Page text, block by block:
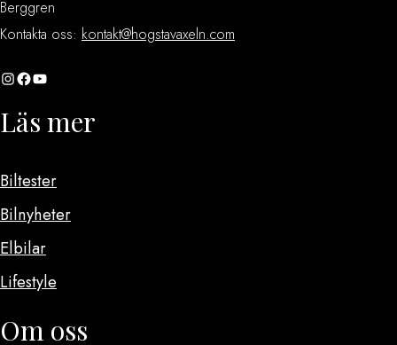
Berggren
Kontakta oss: kontakt@hogstavaxeln.com
InstagramFacebook YouTube
Läs mer
Biltester
Bilnyheter
Elbilar
Lifestyle
Om oss